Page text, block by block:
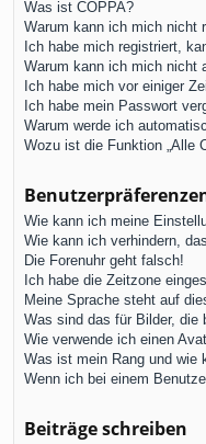
Was ist COPPA?
Warum kann ich mich nicht
Ich habe mich registriert,
Warum kann ich mich nicht
Ich habe mich vor einiger
Ich habe mein Passwort
Warum werde ich
Wozu ist die Funktion „Alle
Wie kann ich meine
Wie kann ich verhindern,
Die Forenuhr geht falsch!
Ich habe die Zeitzone
Meine Sprache steht auf
Was sind das für Bilder, die
Wie verwende ich einen
Was ist mein Rang und wie
Wenn ich bei einem
Beiträge schreiben